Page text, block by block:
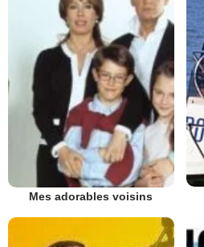
Mes adorables voisins